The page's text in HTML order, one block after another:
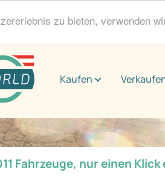
zu bieten, verwenden
Kaufen
Fahrzeuge, nur einen